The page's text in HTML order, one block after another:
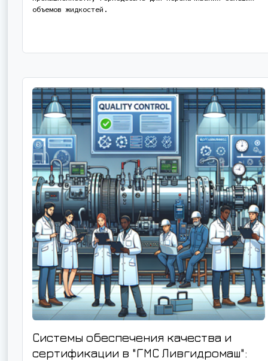
объемов жидкостей.
Системы обеспечения качества и
сертификации в "ГМС Ливгидромаш":